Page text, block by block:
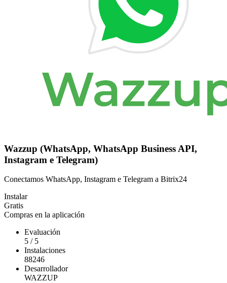
Wazzup (WhatsApp, WhatsApp Business API,
Instagram e Telegram)
Conectamos WhatsApp, Instagram e Telegram a Bitrix24
Instalar
Gratis
Compras en la aplicación
Evaluación
5 / 5
Instalaciones
88246
Desarrollador
WAZZUP